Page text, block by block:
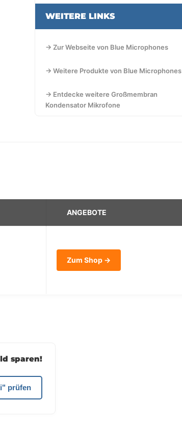
WEITERE LINKS
→ Zur Webseite von Blue Microphones
→ Weitere Produkte von Blue Microphones
→ Entdecke weitere Großmembran
Kondensator Mikrofone
ANGEBOTE
Zum Shop →
sparen!
prüfen